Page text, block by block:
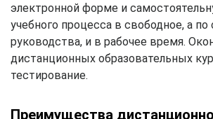
электронной форме и
учебного процесса в свободное, а
руководства, и в рабочее время.
дистанционных образовательных
тестирование.
Преимущества